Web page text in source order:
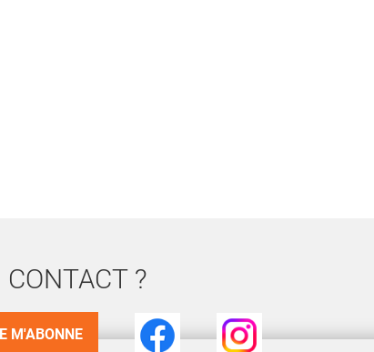
?
Facebook Instagram